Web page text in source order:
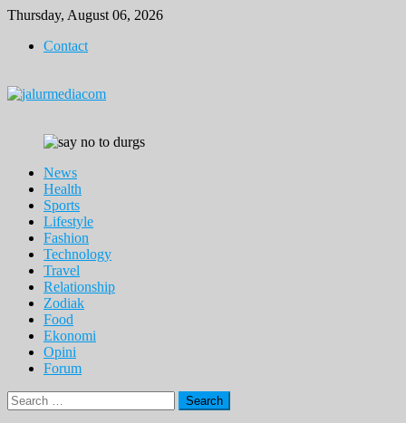
Skip
content
Thursday, August 06, 2026
Contact
News
Health
Sports
Lifestyle
Fashion
Technology
Travel
Relationship
Zodiak
Food
Ekonomi
Opini
Forum
Search
for: